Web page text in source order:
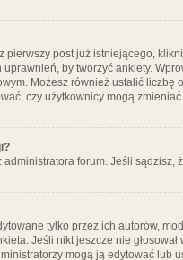
pierwszy post już istniejącego,
by tworzyć ankiety.
Możesz również ustalić
czy użytkownicy mogą zmieniać
forum. Jeśli
tylko przez ich autorów,
Jeśli nikt jeszcze nie
mogą ją edytować lub